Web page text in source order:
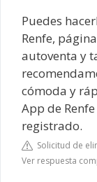
Puedes
Renfe,
autoventa y
cómoda y
App de
registrado.
Solicitud de
Ver respuesta